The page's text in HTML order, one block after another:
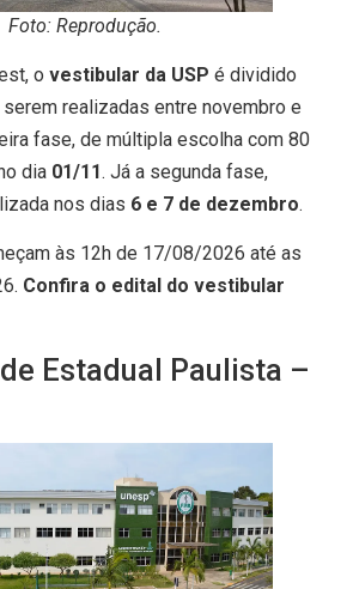
Foto: Reprodução.
o vestibular da USP é dividido
serem realizadas entre novembro e
fase, de múltipla escolha com 80
dia 01/11. Já a segunda fase,
nos dias 6 e 7 de dezembro.
às 12h de 17/08/2026 até as
Confira o edital do vestibular
Estadual Paulista –